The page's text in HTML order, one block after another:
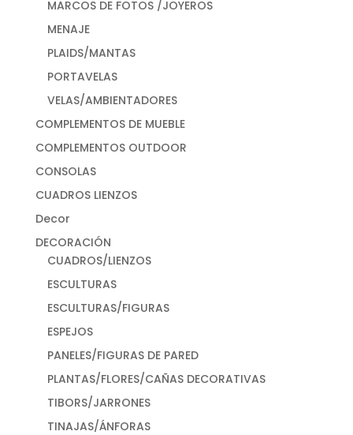
MARCOS DE FOTOS /JOYEROS
MENAJE
PLAIDS/MANTAS
PORTAVELAS
VELAS/AMBIENTADORES
COMPLEMENTOS DE MUEBLE
COMPLEMENTOS OUTDOOR
CONSOLAS
CUADROS LIENZOS
Decor
DECORACIÓN
CUADROS/LIENZOS
ESCULTURAS
ESCULTURAS/FIGURAS
ESPEJOS
PANELES/FIGURAS DE PARED
PLANTAS/FLORES/CAÑAS DECORATIVAS
TIBORS/JARRONES
TINAJAS/ÁNFORAS